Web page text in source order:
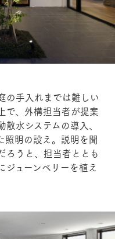
の手入れまでは難しい
で、外構担当者が提案
水システムの導入、
照明の設え。説明を聞
ろうと、担当者ととも
ジューンベリーを植え